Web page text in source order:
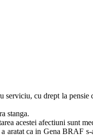
cu drept la
stanga.
acestei afectiuni sunt
ca in Gena BRAF